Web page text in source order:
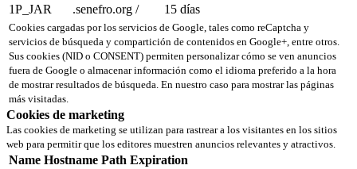
1P_JAR
.senefro.org / 15 días
Cookies cargadas por los servicios de Google, tales como reCaptcha y
servicios de búsqueda y compartición de contenidos en Google+, entre otros.
Sus cookies (NID o CONSENT) permiten personalizar cómo se ven anuncios
fuera de Google o almacenar información como el idioma preferido a la hora
de mostrar resultados de búsqueda. En nuestro caso para mostrar las páginas
más visitadas.
Cookies de marketing
Las cookies de marketing se utilizan para rastrear a los visitantes en los sitios
web para permitir que los editores muestren anuncios relevantes y atractivos.
Name Hostname Path Expiration